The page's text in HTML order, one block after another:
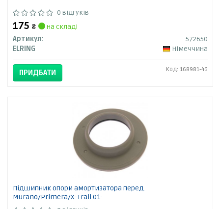
0 відгуків
175 ₴
на складі
Артикул:
572650
ELRING
Німеччина
ПРИДБАТИ Код: 168981-46
Підшипник опори амортизатора перед.
Murano/Primera/X-Trail 01-